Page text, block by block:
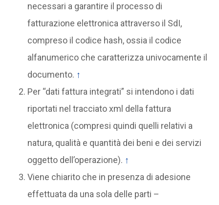
necessari a garantire il processo di
fatturazione elettronica attraverso il SdI,
compreso il codice hash, ossia il codice
alfanumerico che caratterizza univocamente il
documento. ↑
Per “dati fattura integrati” si intendono i dati
riportati nel tracciato xml della fattura
elettronica (compresi quindi quelli relativi a
natura, qualità e quantità dei beni e dei servizi
oggetto dell’operazione). ↑
Viene chiarito che in presenza di adesione
effettuata da una sola delle parti –